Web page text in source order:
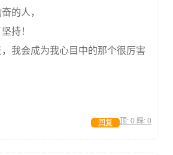
的人，
持！
我会成为我心目中的那个很厉害
顶: 0 踩: 0
回复